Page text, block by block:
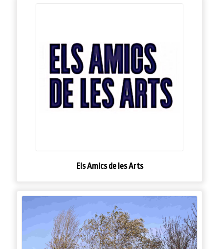
Els Amics de les Arts